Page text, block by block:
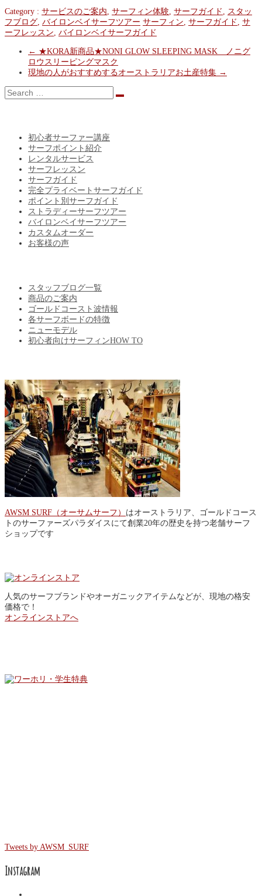
Category : サービスのご案内, サーフィン体験, サーフガイド , スタッ
フブログ, バイロンベイサーフツアー サーフィン, サーフガイド , サ
ーフレッスン, バイロンベイサーフガイド
← ★KORA新商品★NONI GLOW SLEEPING MASK ノニグ
ロウスリーピングマスク
現地の人がおすすめするオーストラリアお土産特集 →
初心者サーファー講座
サーフポイント紹介
レンタルサービス
サーフレッスン
サーフガイド
完全プライベートサーフガイド
ポイント別サーフガイド
ストラディーサーフツアー
バイロンベイサーフツアー
カスタムオーダー
お客様の声
スタッフブログ一覧
商品のご案内
ゴールドコースト波情報
各サーフボードの特徴
ニューモデル
初心者向けサーフィンHOW TO
AWSM SURF（オーサムサーフ） はオーストラリア、ゴールドコース
トのサーファーズパラダイスにて創業20年の歴史を持つ老舗サーフ
ショップです
人気のサーフブランドやオーガニックアイテムなどが、現地の格安
価格で！
オンラインストアへ
Tweets by AWSM_SURF
Instagram